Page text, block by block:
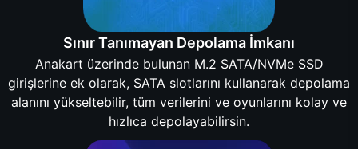
Sınır Tanımayan Depolama İmkanı
Anakart üzerinde bulunan M.2 SATA/NVMe SSD
girişlerine ek olarak, SATA slotlarını kullanarak depolama
alanını yükseltebilir, tüm verilerini ve oyunlarını kolay ve
hızlıca depolayabilirsin.